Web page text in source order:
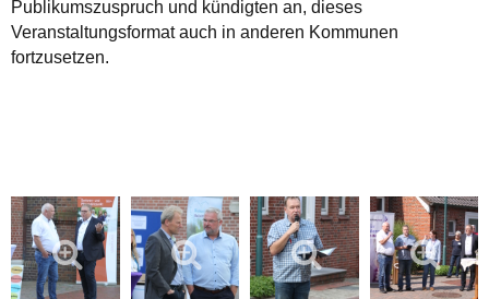
Publikumszuspruch und kündigten an, dieses
Veranstaltungsformat auch in anderen Kommunen
fortzusetzen.